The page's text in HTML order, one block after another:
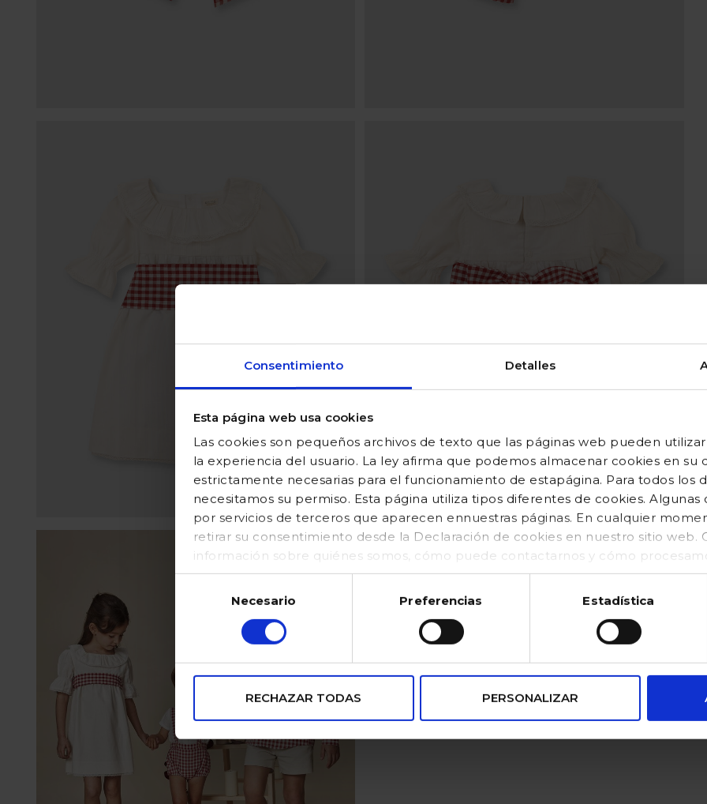
Consentimiento Detalles
Esta página web usa cookies
Las cookies son pequeños archivos de texto que las páginas web pueden
la experiencia del usuario. La ley afirma que podemos almacenar cookies en su
estrictamente necesarias para el funcionamiento de estapágina. Para todos los
necesitamos su permiso. Esta página utiliza tipos diferentes de cookies. Algunas
por servicios de terceros que aparecen ennuestras páginas. En cualquier
retirar su consentimiento desde la Declaración de cookies en nuestro sitio web.
información sobre quiénes somos, cómo puede contactarnos y cómo
en nuestraPolítica de cookies (https://www.gocco.es/cookies-policy.html)
consentimiento
Necesario Preferencias Estadística
RECHAZAR TODAS PERSONALIZAR